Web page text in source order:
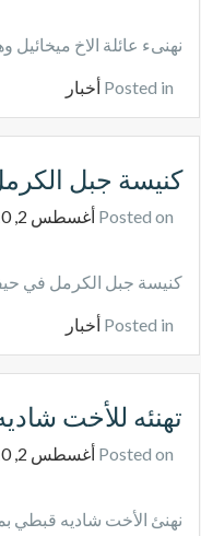
نهنىء عائلة الاخ ميخائيل
Posted in أخبار
كنيسة جبل
Posted on أغسطس 2, 2010
كنيسة جبل الكرمل في
Posted in أخبار
تهنئه للأخت
Posted on أغسطس 2, 2010
نهنئ الأخت شاديه قبطي